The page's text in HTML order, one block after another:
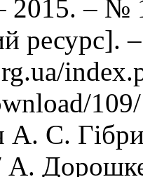
2015. – №
ресурс].
С.
/ А.